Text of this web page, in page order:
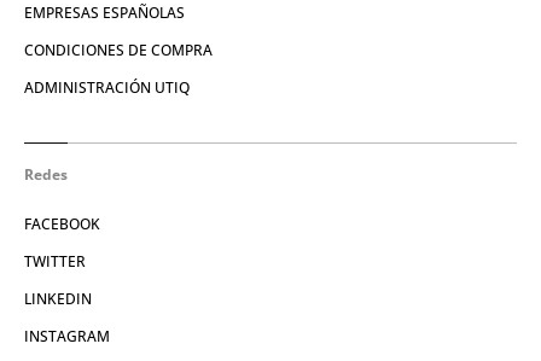
EMPRESAS ESPAÑOLAS
CONDICIONES DE COMPRA
ADMINISTRACIÓN UTIQ
Redes
FACEBOOK
TWITTER
LINKEDIN
INSTAGRAM